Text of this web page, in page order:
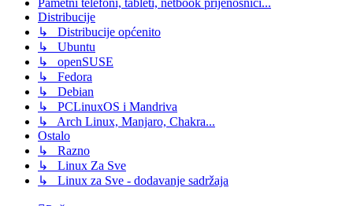
Pametni telefoni, tableti, netbook prijenosnici...
Distribucije
↳ Distribucije općenito
↳ Ubuntu
↳ openSUSE
↳ Fedora
↳ Debian
↳ PCLinuxOS i Mandriva
↳ Arch Linux, Manjaro, Chakra...
Ostalo
↳ Razno
↳ Linux Za Sve
↳ Linux za Sve - dodavanje sadržaja